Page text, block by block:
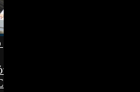
& anime
comics
2023, το απόλυτο